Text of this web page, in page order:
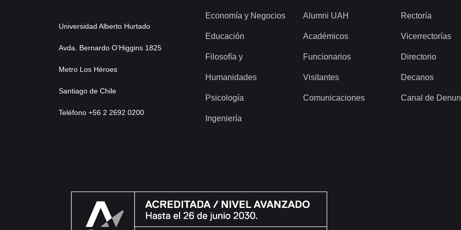
Universidad Alberto Hurtado
Avda. Bernardo O’Higgins 1825
Metro Los Héroes
Santiago de Chile
Teléfono +56 2 2692 0200
Economía y Negocios
Educación
Filosofía y
Humanidades
Psicología
Ingeniería
Alumni UAH
Académicos
Funcionarios
Visitantes
Comunicaciones
Rectoría
Vicerrectorías
Directorio
Decanos
Canal de